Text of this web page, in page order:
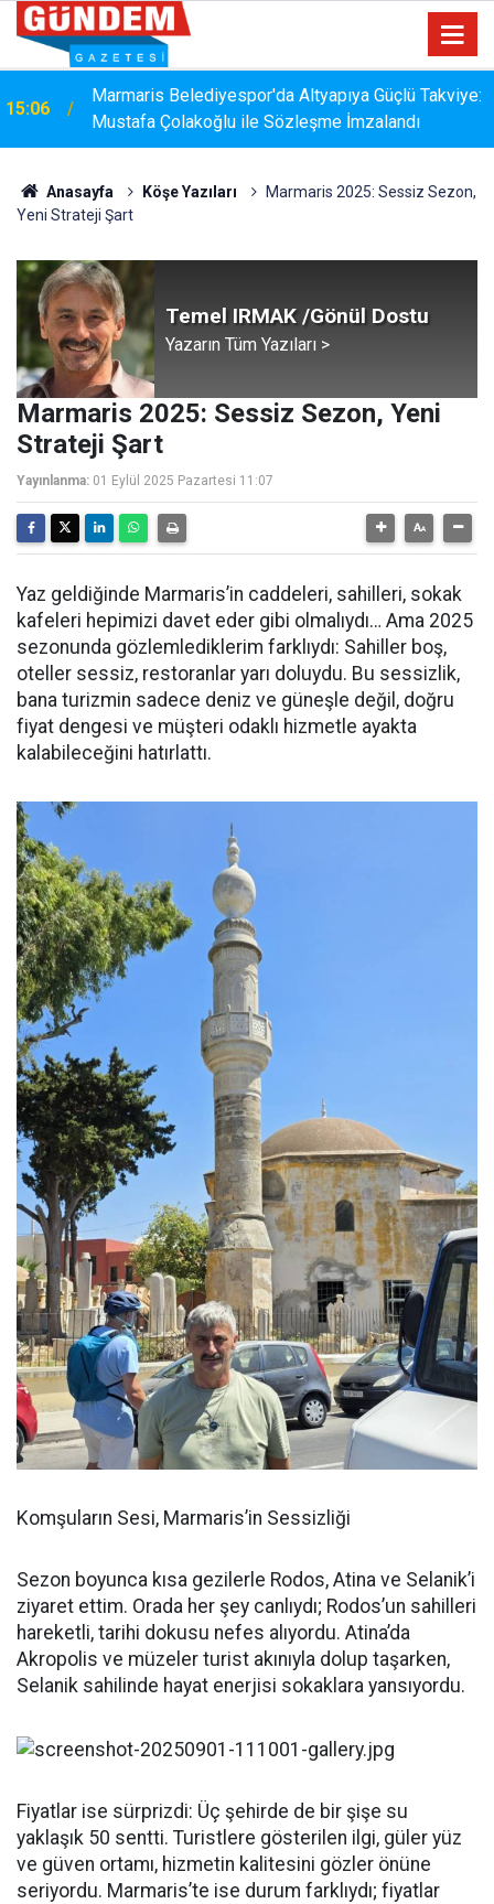
15:06
Marmaris Belediyespor'da Altyapıya Güçlü Takviye:
Mustafa Çolakoğlu ile Sözleşme İmzalandı
Anasayfa Köşe Yazıları
Marmaris 2025: Sessiz Sezon,
Yeni Strateji Şart
Temel IRMAK /Gönül Dostu
Yazarın Tüm Yazıları >
Marmaris 2025: Sessiz Sezon, Yeni
Strateji Şart
Yayınlanma: 01 Eylül 2025 Pazartesi 11:07
Yaz geldiğinde Marmaris’in caddeleri, sahilleri, sokak
kafeleri hepimizi davet eder gibi olmalıydı… Ama 2025
sezonunda gözlemlediklerim farklıydı: Sahiller boş,
oteller sessiz, restoranlar yarı doluydu. Bu sessizlik,
bana turizmin sadece deniz ve güneşle değil, doğru
fiyat dengesi ve müşteri odaklı hizmetle ayakta
kalabileceğini hatırlattı.
Komşuların Sesi, Marmaris’in Sessizliği
Sezon boyunca kısa gezilerle Rodos, Atina ve Selanik’i
ziyaret ettim. Orada her şey canlıydı; Rodos’un sahilleri
hareketli, tarihi dokusu nefes alıyordu. Atina’da
Akropolis ve müzeler turist akınıyla dolup taşarken,
Selanik sahilinde hayat enerjisi sokaklara yansıyordu.
Fiyatlar ise sürprizdi: Üç şehirde de bir şişe su
yaklaşık 50 sentti. Turistlere gösterilen ilgi, güler yüz
ve güven ortamı, hizmetin kalitesini gözler önüne
seriyordu. Marmaris’te ise durum farklıydı; fiyatlar